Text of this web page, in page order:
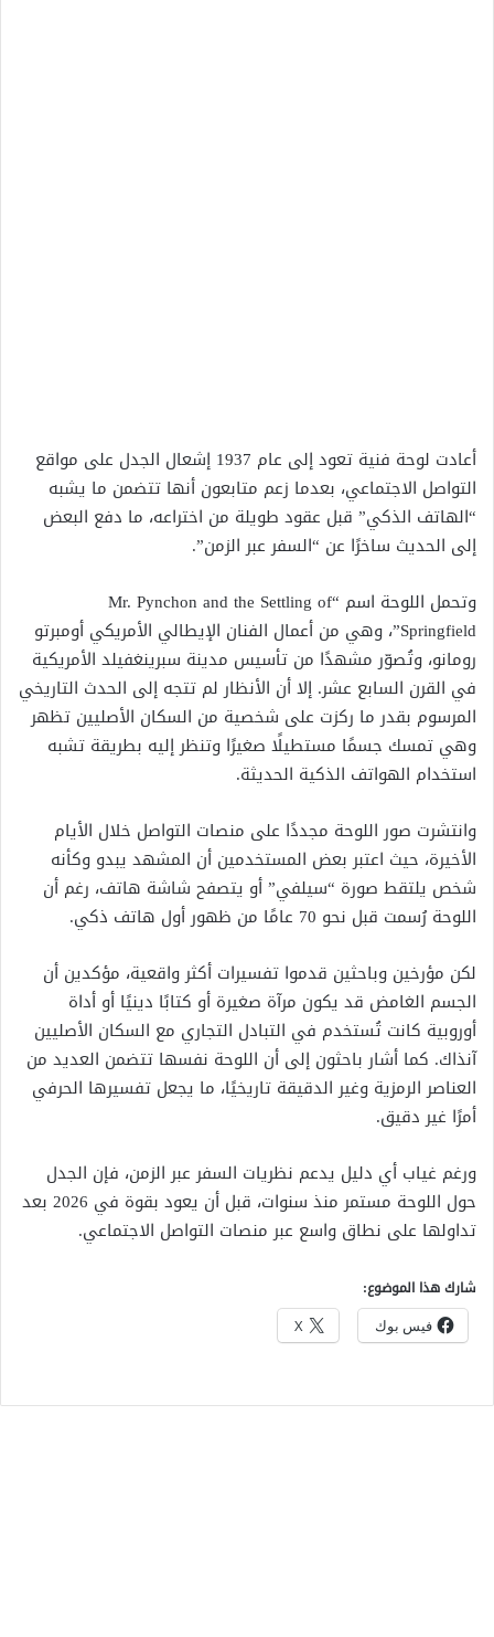
أعادت لوحة فنية تعود إلى عام 1937 إشعال الجدل على مواقع
التواصل الاجتماعي، بعدما زعم متابعون أنها تتضمن ما يشبه
“الهاتف الذكي” قبل عقود طويلة من اختراعه، ما دفع البعض
إلى الحديث ساخرًا عن “السفر عبر الزمن”.
وتحمل اللوحة اسم “Mr. Pynchon and the Settling of
Springfield”، وهي من أعمال الفنان الإيطالي الأمريكي أومبرتو
رومانو، وتُصوّر مشهدًا من تأسيس مدينة سبرينغفيلد الأمريكية
في القرن السابع عشر. إلا أن الأنظار لم تتجه إلى الحدث التاريخي
المرسوم بقدر ما ركزت على شخصية من السكان الأصليين تظهر
وهي تمسك جسمًا مستطيلًا صغيرًا وتنظر إليه بطريقة تشبه
استخدام الهواتف الذكية الحديثة.
وانتشرت صور اللوحة مجددًا على منصات التواصل خلال الأيام
الأخيرة، حيث اعتبر بعض المستخدمين أن المشهد يبدو وكأنه
شخص يلتقط صورة “سيلفي” أو يتصفح شاشة هاتف، رغم أن
اللوحة رُسمت قبل نحو 70 عامًا من ظهور أول هاتف ذكي.
لكن مؤرخين وباحثين قدموا تفسيرات أكثر واقعية، مؤكدين أن
الجسم الغامض قد يكون مرآة صغيرة أو كتابًا دينيًا أو أداة
أوروبية كانت تُستخدم في التبادل التجاري مع السكان الأصليين
آنذاك. كما أشار باحثون إلى أن اللوحة نفسها تتضمن العديد من
العناصر الرمزية وغير الدقيقة تاريخيًا، ما يجعل تفسيرها الحرفي
أمرًا غير دقيق.
ورغم غياب أي دليل يدعم نظريات السفر عبر الزمن، فإن الجدل
حول اللوحة مستمر منذ سنوات، قبل أن يعود بقوة في 2026 بعد
تداولها على نطاق واسع عبر منصات التواصل الاجتماعي.
شارك هذا الموضوع:
فيس بوك X